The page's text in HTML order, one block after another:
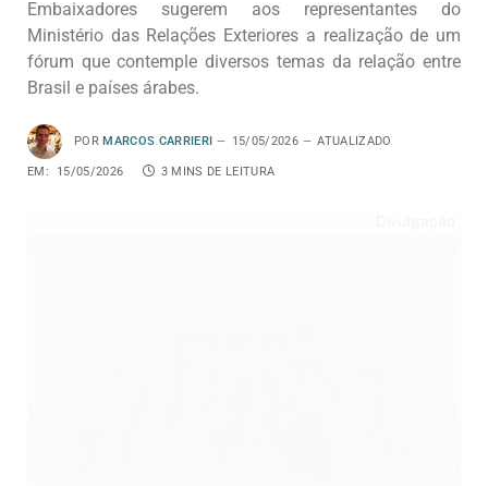
Embaixadores sugerem aos representantes do
Ministério das Relações Exteriores a realização de um
fórum que contemple diversos temas da relação entre
Brasil e países árabes.
POR MARCOS CARRIERI 15/05/2026 ATUALIZADO
EM: 15/05/2026 3 MINS DE LEITURA